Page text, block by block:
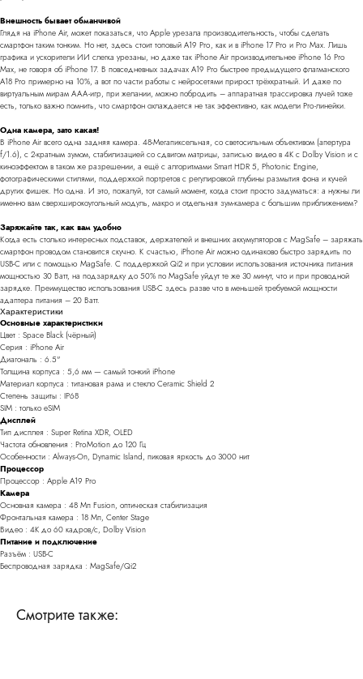
Внешность бывает обманчивой
Глядя на iPhone Air, может показаться, что Apple урезала производительность, чтобы сделать
смартфон таким тонким. Но нет, здесь стоит топовый A19 Pro, как и в iPhone 17 Pro и Pro Max. Лишь
графика и ускорители ИИ слегка урезаны, но даже так iPhone Air производительнее iPhone 16 Pro
Max, не говоря об iPhone 17. В повседневных задачах A19 Pro быстрее предыдущего флагманского
A18 Pro примерно на 10%, а вот по части работы с нейросетями прирост трёхкратный. И даже по
виртуальным мирам ААА-игр, при желании, можно побродить – аппаратная трассировка лучей тоже
есть, только важно помнить, что смартфон охлаждается не так эффективно, как модели Pro-линейки.
Одна камера, зато какая!
В iPhone Air всего одна задняя камера. 48-Мегапиксельная, со светосильным объективом (апертура
f/1.6), с 2-кратным зумом, стабилизацией со сдвигом матрицы, записью видео в 4K с Dolby Vision и с
киноэффектом в таком же разрешении, а ещё с алгоритмами Smart HDR 5, Photonic Engine,
фотографическими стилями, поддержкой портретов с регулировкой глубины размытия фона и кучей
других фишек. Но одна. И это, пожалуй, тот самый момент, когда стоит просто задуматься: а нужны ли
именно вам сверхширокоугольный модуль, макро и отдельная зум-камера с большим приближением?
Заряжайте так, как вам удобно
Когда есть столько интересных подставок, держателей и внешних аккумуляторов с MagSafe – заряжать
смартфон проводом становится скучно. К счастью, iPhone Air можно одинаково быстро зарядить по
USB-C или с помощью MagSafe. C поддержкой Qi2 и при условии использования источника питания
мощностью 30 Ватт, на подзарядку до 50% по MagSafe уйдут те же 30 минут, что и при проводной
зарядке. Преимущество использования USB-C здесь разве что в меньшей требуемой мощности
адаптера питания – 20 Ватт.
Характеристики
Основные характеристики
Цвет : Space Black (чёрный)
Серия : iPhone Air
Диагональ : 6.5"
Толщина корпуса : 5,6 мм — самый тонкий iPhone
Материал корпуса : титановая рама и стекло Ceramic Shield 2
Степень защиты : IP68
SIM : только eSIM
Дисплей
Тип дисплея : Super Retina XDR, OLED
Частота обновления : ProMotion до 120 Гц
Особенности : Always-On, Dynamic Island, пиковая яркость до 3000 нит
Процессор
Процессор : Apple A19 Pro
Камера
Основная камера : 48 Мп Fusion, оптическая стабилизация
Фронтальная камера : 18 Мп, Center Stage
Видео : 4K до 60 кадров/с, Dolby Vision
Питание и подключение
Разъём : USB-C
Беспроводная зарядка : MagSafe/Qi2
Смотрите также: